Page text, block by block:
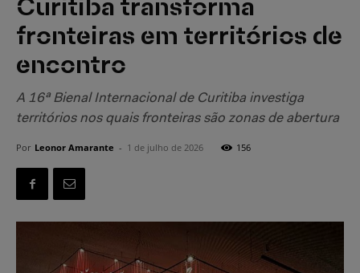
Curitiba transforma
fronteiras em territórios de
encontro
A 16ª Bienal Internacional de Curitiba investiga
territórios nos quais fronteiras são zonas de abertura
Por Leonor Amarante - 1 de julho de 2026 156